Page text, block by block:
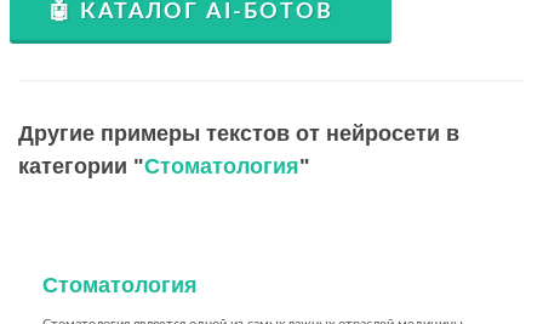
🤖 КАТАЛОГ AI-БОТОВ
Другие примеры текстов от нейросети в
категории "Стоматология"
Стоматология